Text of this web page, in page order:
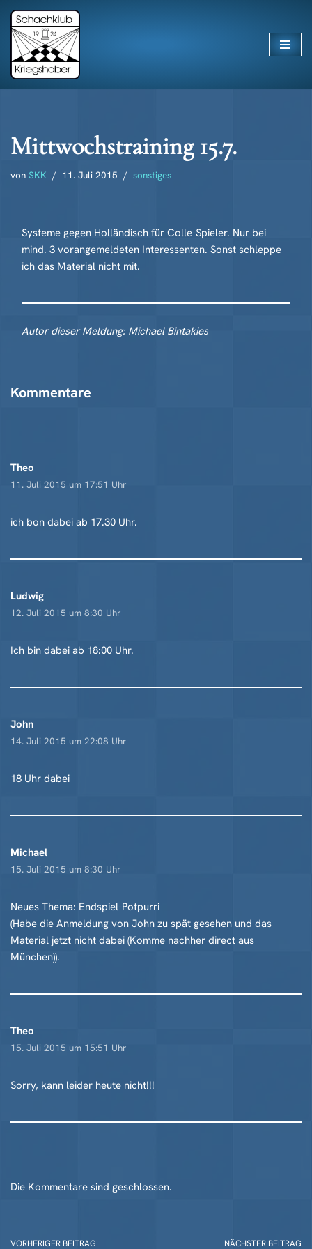
Zum
Inhalt
springen
Mittwochstraining 15.7.
von SKK 11. Juli 2015 sonstiges
Systeme gegen Holländisch für Colle-Spieler. Nur bei
mind. 3 vorangemeldeten Interessenten. Sonst schleppe
ich das Material nicht mit.
Autor dieser Meldung: Michael Bintakies
Kommentare
Theo
11. Juli 2015 um 17:51 Uhr
ich bon dabei ab 17.30 Uhr.
Ludwig
12. Juli 2015 um 8:30 Uhr
Ich bin dabei ab 18:00 Uhr.
John
14. Juli 2015 um 22:08 Uhr
18 Uhr dabei
Michael
15. Juli 2015 um 8:30 Uhr
Neues Thema: Endspiel-Potpurri
(Habe die Anmeldung von John zu spät gesehen und das
Material jetzt nicht dabei (Komme nachher direct aus
München)).
Theo
15. Juli 2015 um 15:51 Uhr
Sorry, kann leider heute nicht!!!
Die Kommentare sind geschlossen.
VORHERIGER BEITRAG NÄCHSTER BEITRAG